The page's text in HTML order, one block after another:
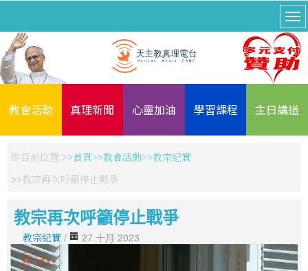
教會活動 真理新聞 心靈加油 學習課程 主日講道
你目前位置: 首頁 教會活動
教宗紀實
教宗再次呼籲停止戰爭
教宗再次呼籲停止戰爭
教宗紀實 / 27 十月 2023